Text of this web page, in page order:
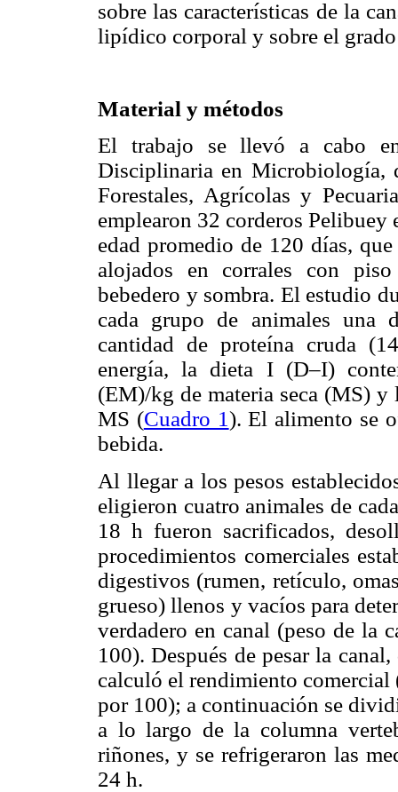
sobre las características de la
lipídico corporal y sobre el
Material y métodos
El trabajo se llevó a cabo
Disciplinaria en Microbiología,
Forestales, Agrícolas y
emplearon 32 corderos
edad promedio de 120 días,
alojados en corrales con
bebedero y sombra. El estudio
cada grupo de animales una
cantidad de proteína cruda
energía, la dieta I (D–I)
(EM)/kg de materia seca (MS)
MS (Cuadro 1). El alimento se
bebida.
Al llegar a los pesos
eligieron cuatro animales de
18 h fueron sacrificados,
procedimientos comerciales
digestivos (rumen, retículo,
grueso) llenos y vacíos para
verdadero en canal (peso de la
100). Después de pesar la
calculó el rendimiento comercial
por 100); a continuación se
a lo largo de la columna
riñones, y se refrigeraron las
24 h.